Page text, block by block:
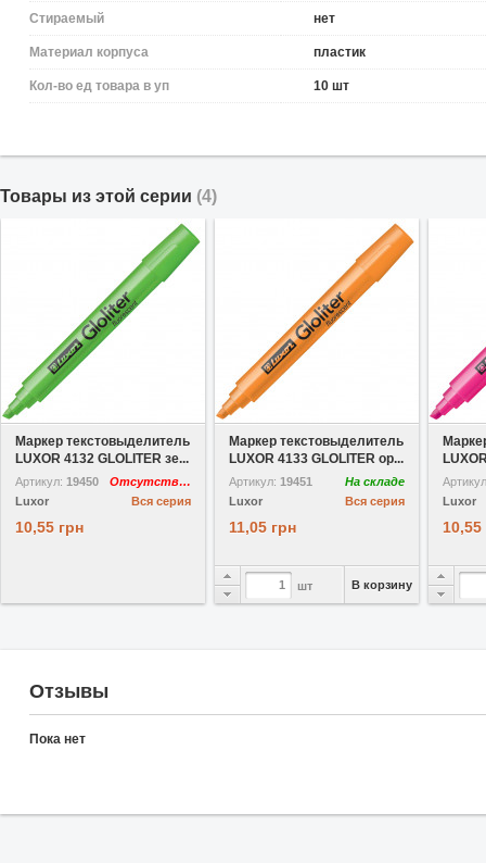
Стираемый нет
Материал корпуса пластик
Кол-во ед товара в уп 10 шт
Товары из этой серии (4)
Маркер текстовыделитель
LUXOR 4132 GLOLITER зе...
Артикул: 19450
Отсутствует
Вся серия
Luxor
10,55 грн
Маркер текстовыделитель
LUXOR 4133 GLOLITER ор...
Артикул: 19451
На складе
Вся серия
Luxor
11,05 грн
шт В корзину
Luxor
10,55
Отзывы
Пока нет